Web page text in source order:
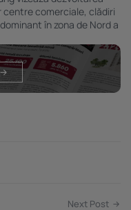
comerciale, clădiri
în zona de Nord a
Next Post